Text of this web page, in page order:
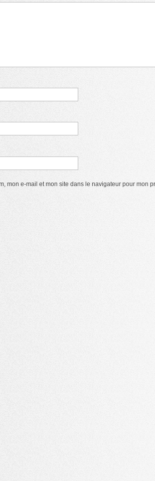
mon e-mail et mon site dans le navigateur pour mon